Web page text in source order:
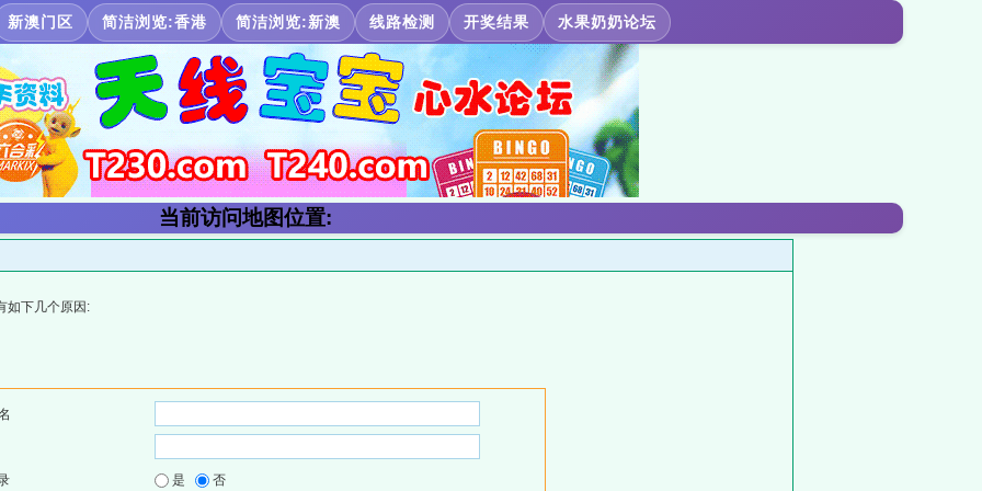
新澳门区 简洁浏览:香港 简洁浏览:新澳 线路检测 开奖结果 水果奶奶论坛
当前访问地图位置:
如下几个原因:
是 否